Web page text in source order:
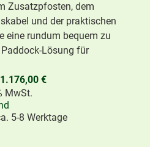
Zusatzpfosten, dem
und der praktischen
eine rundum bequem zu
Lösung für
1.176,00 €
MwSt.
5-8 Werktage